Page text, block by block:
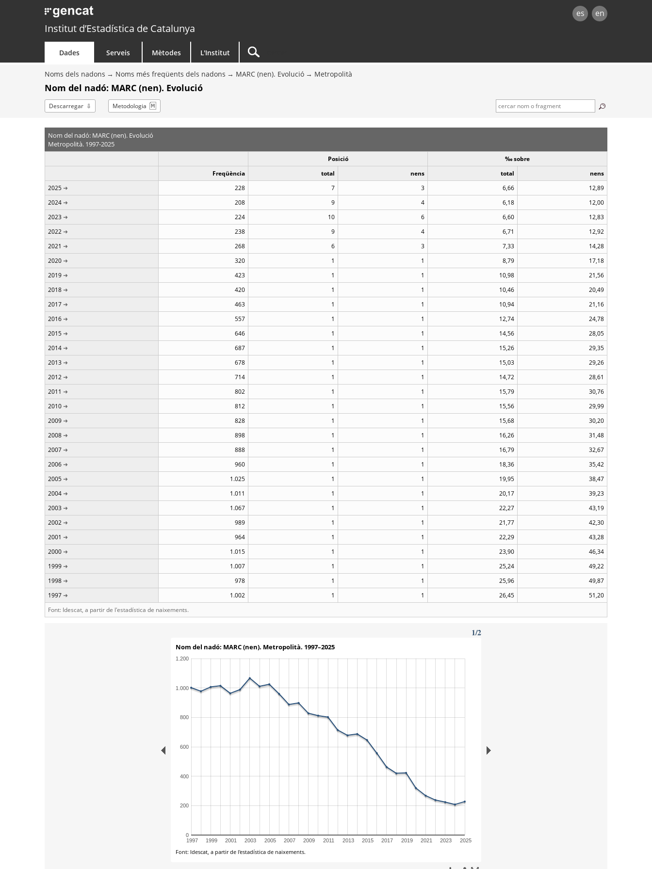
es en
Institut d’Estadística de Catalunya
Dades Serveis Mètodes L'Institut
Noms dels nadons Noms més freqüents dels nadons MARC (nen). Evolució Metropolità
Nom del nadó: MARC (nen). Evolució
Descarregar Metodologia
Nom del nadó: MARC (nen). Evolució
Metropolità. 1997-2025
Posició
‰ sobre
Freqüència
total nens total
nens
2025
228 7 3 6,66
12,89
2024
208 9 4 6,18
12,00
2023
224 10 6 6,60
12,83
2022
238 9 4 6,71
12,92
2021
268 6 3 7,33
14,28
2020
320 1 1 8,79
17,18
2019
423 1 1 10,98
21,56
2018
420 1 1 10,46
20,49
2017
463 1 1 10,94
21,16
2016
557 1 1 12,74
24,78
2015
646 1 1 14,56
28,05
2014
687 1 1 15,26
29,35
2013
678 1 1 15,03
29,26
2012
714 1 1 14,72
28,61
2011
802 1 1 15,79
30,76
2010
812 1 1 15,56
29,99
2009
828 1 1 15,68
30,20
2008
898 1 1 16,26
31,48
2007
888 1 1 16,79
32,67
2006
960 1 1 18,36
35,42
2005
1.025 1 1 19,95
38,47
2004
1.011 1 1 20,17
39,23
2003
1.067 1 1 22,27
43,19
2002
989 1 1 21,77
42,30
2001
964 1 1 22,29
43,28
2000
1.015 1 1 23,90
46,34
1999
1.007 1 1 25,24
49,22
1998
978 1 1 25,96
49,87
1997
1.002 1 1 26,45
51,20
Font: Idescat, a partir de l'estadística de naixements.